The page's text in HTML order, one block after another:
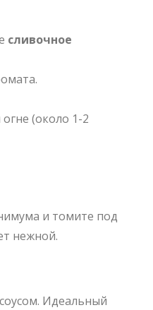
сливочное
(около 1-2
и томите под
нежной.
Идеальный